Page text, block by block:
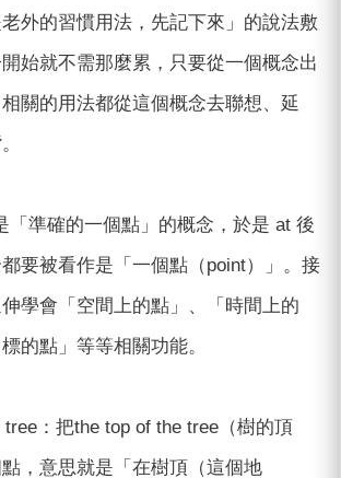
外的習慣用法，先記下來」的說法敷
始就不需那麼累，只要從一個概念出
關的用法都從這個概念去聯想、延
「準確的一個點」的概念，於是 at 後
要被看作是「一個點（point）」。接
學會「空間上的點」、「時間上的
的點」等等相關功能。
：把the top of the tree（樹的頂
，意思就是「在樹頂（這個地